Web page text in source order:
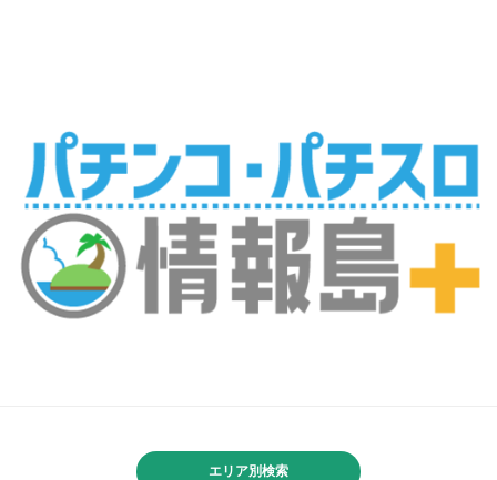
エリア別検索